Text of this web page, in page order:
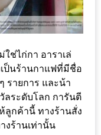
ช่ไก่กา อาราเล่
ป็นร้านกาแฟที่มีชื่อ
รายการ และน้า
ลระดับโลก การันตี
ลูกค้านี้ ทางร้านสั่ง
งร้านเท่านั้น